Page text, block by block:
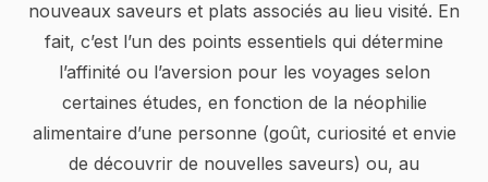
nouveaux saveurs et plats associés au lieu visité. En
fait, c’est l’un des points essentiels qui détermine
l’affinité ou l’aversion pour les voyages selon
certaines études, en fonction de la néophilie
alimentaire d’une personne (goût, curiosité et envie
de découvrir de nouvelles saveurs) ou, au